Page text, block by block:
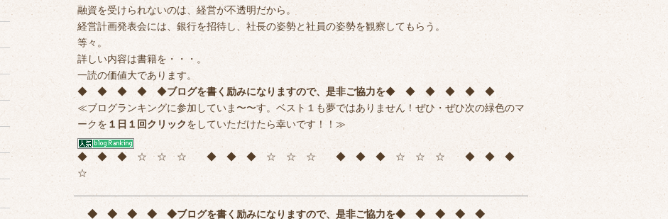
融資を受けられないのは、経営が不透明だから。
経営計画発表会には、銀行を招待し、社長の姿勢と社員の姿勢を観察してもらう。
等々。
詳しい内容は書籍を・・・。
一読の価値大であります。
◆ ◆ ◆ ◆ ◆ブログを書く励みになりますので、是非ご協力を◆ ◆ ◆ ◆ ◆ ◆
≪ブログランキングに参加していま〜〜す。ベスト１も夢ではありません！ぜひ・ぜひ次の緑色のマ
ークを １日１回クリックをしていただけたら幸いです！！≫
◆ ◆ ◆ ☆ ☆ ☆ ◆ ◆ ◆ ☆ ☆ ☆ ◆ ◆ ◆ ☆ ☆ ☆ ◆ ◆ ◆
☆
◆ ◆ ◆ ◆ ◆ブログを書く励みになりますので、是非ご協力を◆ ◆ ◆ ◆ ◆